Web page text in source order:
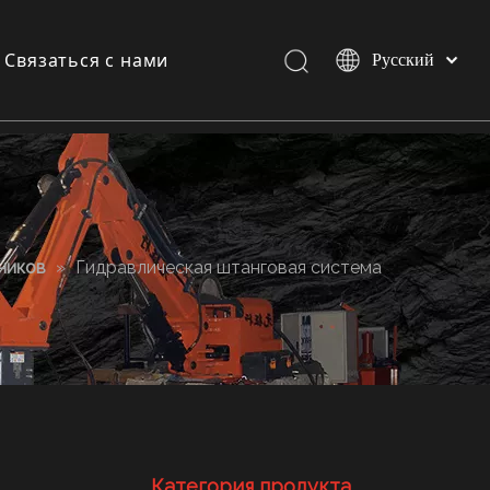
Связаться с нами
Pусский
English
» Гидравлическая штанговая система